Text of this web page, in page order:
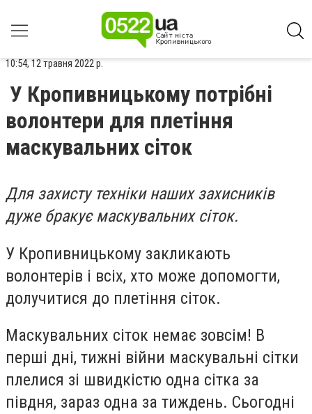
10:54, 12 травня 2022 р.
У Кропивницькому потрібні
волонтери для плетіння
маскувальних сіток
Для захисту техніки наших захисників
дуже бракує маскувальних сіток.
У Кропивницькому закликають
волонтерів і всіх, хто може допомогти,
долучитися до плетіння сіток.
Маскувальних сіток немає зовсім! В
перші дні, тижні війни маскувальні сітки
плелися зі швидкістю одна сітка за
півдня, зараз одна за тиждень. Сьогодні